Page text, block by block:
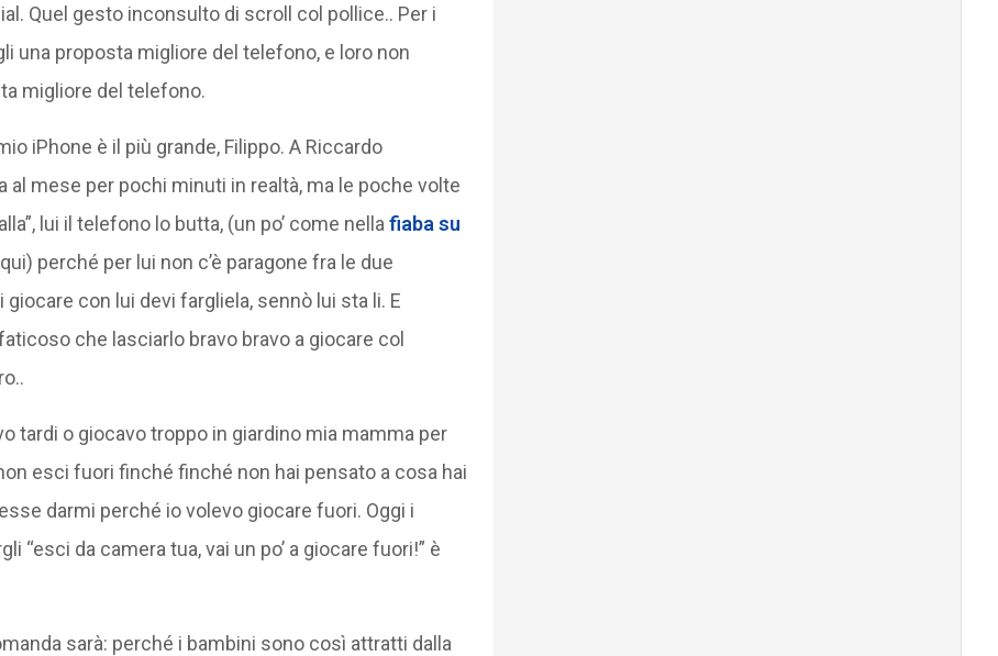
Quel gesto inconsulto di scroll col pollice.. Per i
una proposta migliore del telefono, e loro non
migliore del telefono.
iPhone è il più grande, Filippo. A Riccardo
al mese per pochi minuti in realtà, ma le poche volte
lui il telefono lo butta, (un po’ come nella fiaba su
perché per lui non c’è paragone fra le due
con lui devi fargliela, sennò lui sta li. E
che lasciarlo bravo bravo a giocare col
tardi o giocavo troppo in giardino mia mamma per
esci fuori finché finché non hai pensato a cosa hai
darmi perché io volevo giocare fuori. Oggi i
“esci da camera tua, vai un po’ a giocare fuori!” è
sarà: perché i bambini sono così attratti dalla